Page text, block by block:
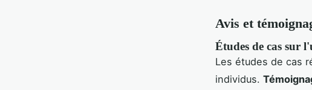
Avis et
Études de cas sur
Les études de cas
individus.